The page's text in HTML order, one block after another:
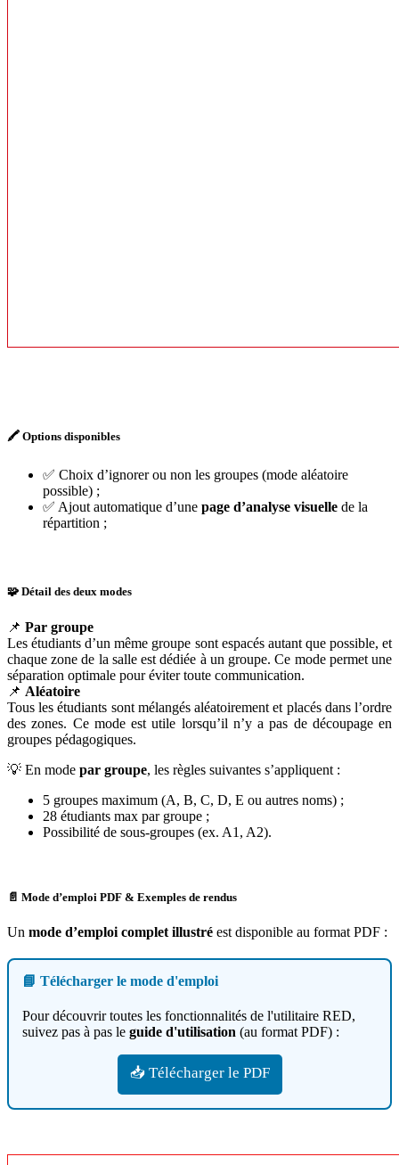
🖍️ Options disponibles
✅ Choix d’ignorer ou non les groupes (mode aléatoire
possible) ;
✅ Ajout automatique d’une page d’analyse visuelle de la
répartition ;
🧩 Détail des deux modes
📌 Par groupe
Les étudiants d’un même groupe sont espacés autant que possible, et
chaque zone de la salle est dédiée à un groupe. Ce mode permet une
séparation optimale pour éviter toute communication.
📌 Aléatoire
Tous les étudiants sont mélangés aléatoirement et placés dans l’ordre
des zones. Ce mode est utile lorsqu’il n’y a pas de découpage en
groupes pédagogiques.
💡 En mode par groupe, les règles suivantes s’appliquent :
5 groupes maximum (A, B, C, D, E ou autres noms) ;
28 étudiants max par groupe ;
Possibilité de sous-groupes (ex. A1, A2).
📄 Mode d’emploi PDF & Exemples de rendus
Un mode d’emploi complet illustré est disponible au format PDF :
📘 Télécharger le mode d'emploi
Pour découvrir toutes les fonctionnalités de l'utilitaire RED,
suivez pas à pas le guide d'utilisation (au format PDF) :
📥 Télécharger le PDF